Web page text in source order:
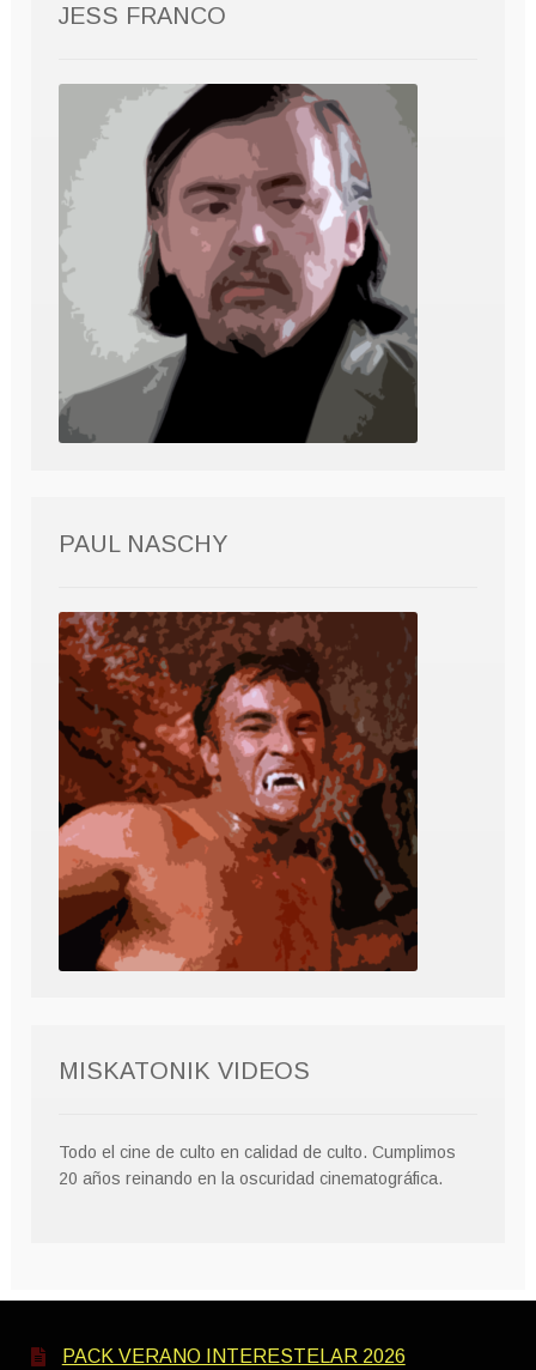
JESS FRANCO
PAUL NASCHY
MISKATONIK VIDEOS
Todo el cine de culto en calidad de culto. Cumplimos
20 años reinando en la oscuridad cinematográfica.
PACK VERANO INTERESTELAR 2026